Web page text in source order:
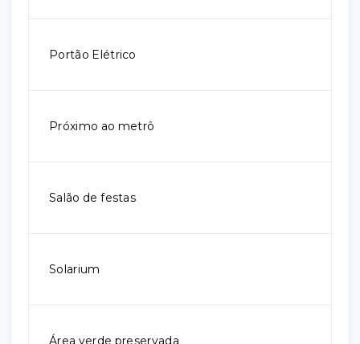
Portão Elétrico
Próximo ao metrô
Salão de festas
Solarium
Área verde preservada